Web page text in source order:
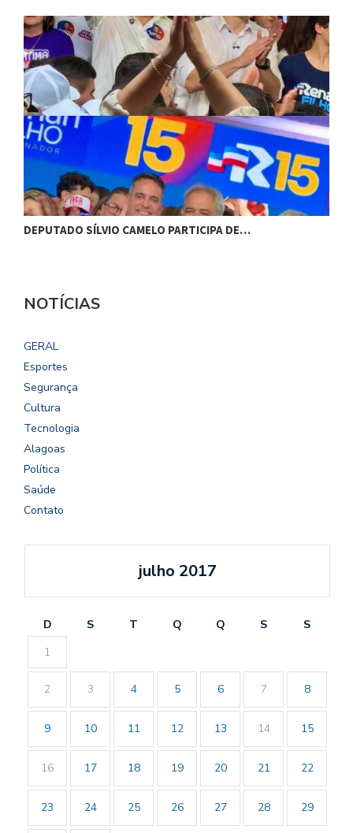
DEPUTADO SÍLVIO CAMELO PARTICIPA DE…
NOTÍCIAS
GERAL
Esportes
Segurança
Cultura
Tecnologia
Alagoas
Política
Saúde
Contato
julho 2017
D S T Q Q S
S
1
2 3 4 5 6 7 8
9 10 11 12 13 14 15
16 17 18 19 20 21 22
23 24 25 26 27 28 29